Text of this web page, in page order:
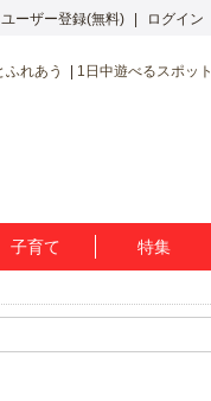
ユーザー登録(無料) ログイン
ふれあう 1日中遊べるスポット
子育て 特集